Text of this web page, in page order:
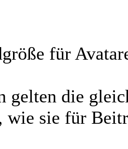
für
gelten die
wie sie für